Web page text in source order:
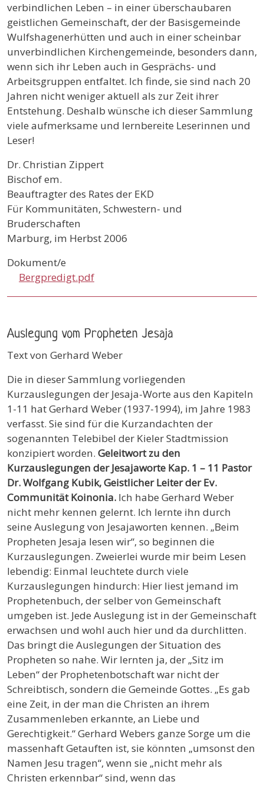
verbindlichen Leben – in einer überschaubaren
geistlichen Gemeinschaft, der der Basisgemeinde
Wulfshagenerhütten und auch in einer scheinbar
unverbindlichen Kirchengemeinde, besonders dann,
wenn sich ihr Leben auch in Gesprächs- und
Arbeitsgruppen entfaltet. Ich finde, sie sind nach 20
Jahren nicht weniger aktuell als zur Zeit ihrer
Entstehung. Deshalb wünsche ich dieser Sammlung
viele aufmerksame und lernbereite Leserinnen und
Leser!
Dr. Christian Zippert
Bischof em.
Beauftragter des Rates der EKD
Für Kommunitäten, Schwestern- und
Bruderschaften
Marburg, im Herbst 2006
Dokument/e
Bergpredigt.pdf
Auslegung vom Propheten Jesaja
Text von Gerhard Weber
Die in dieser Sammlung vorliegenden
Kurzauslegungen der Jesaja-Worte aus den Kapiteln
1-11 hat Gerhard Weber (1937-1994), im Jahre 1983
verfasst. Sie sind für die Kurzandachten der
sogenannten Telebibel der Kieler Stadtmission
konzipiert worden. Geleitwort zu den
Kurzauslegungen der Jesajaworte Kap. 1 – 11 Pastor
Dr. Wolfgang Kubik, Geistlicher Leiter der Ev.
Communität Koinonia. Ich habe Gerhard Weber
nicht mehr kennen gelernt. Ich lernte ihn durch
seine Auslegung von Jesajaworten kennen. „Beim
Propheten Jesaja lesen wir“, so beginnen die
Kurzauslegungen. Zweierlei wurde mir beim Lesen
lebendig: Einmal leuchtete durch viele
Kurzauslegungen hindurch: Hier liest jemand im
Prophetenbuch, der selber von Gemeinschaft
umgeben ist. Jede Auslegung ist in der Gemeinschaft
erwachsen und wohl auch hier und da durchlitten.
Das bringt die Auslegungen der Situation des
Propheten so nahe. Wir lernten ja, der „Sitz im
Leben“ der Prophetenbotschaft war nicht der
Schreibtisch, sondern die Gemeinde Gottes. „Es gab
eine Zeit, in der man die Christen an ihrem
Zusammenleben erkannte, an Liebe und
Gerechtigkeit.“ Gerhard Webers ganze Sorge um die
massenhaft Getauften ist, sie könnten „umsonst den
Namen Jesu tragen“, wenn sie „nicht mehr als
Christen erkennbar“ sind, wenn das